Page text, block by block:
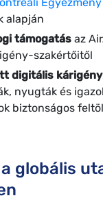
alapján
támogatás az
szakértőitől
digitális
nyugták és
biztonságos
globális